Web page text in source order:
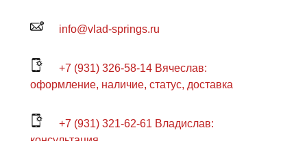
info@vlad-springs.ru
+7 (931) 326-58-14 Вячеслав:
оформление, наличие, статус, доставка
+7 (931) 321-62-61 Владислав: